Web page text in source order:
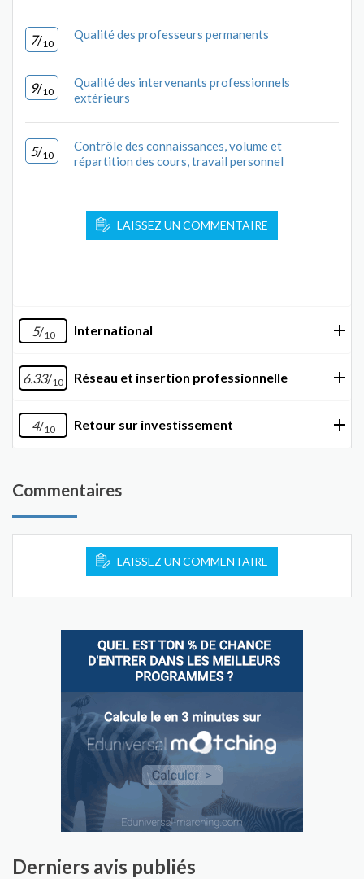
7/10
Qualité des professeurs permanents
9/10
Qualité des intervenants professionnels
extérieurs
5/10
Contrôle des connaissances, volume et
répartition des cours, travail personnel
LAISSEZ UN COMMENTAIRE
5/10 International
6.33/10 Réseau et insertion professionnelle
4/10 Retour sur investissement
Commentaires
LAISSEZ UN COMMENTAIRE
Derniers avis publiés